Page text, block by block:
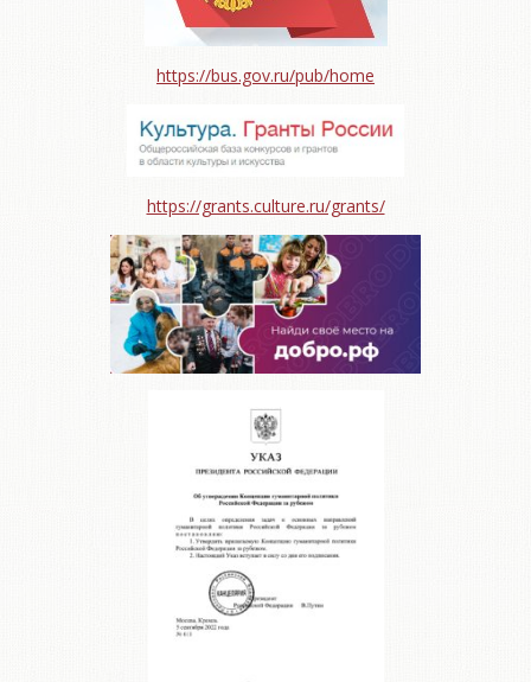
https://bus.gov.ru/pub/home
https://grants.culture.ru/grants/